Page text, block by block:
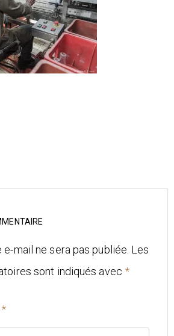
mail ne sera pas publiée. Les
sont indiqués avec *
*